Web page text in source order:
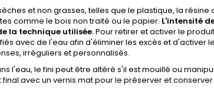
et non grasses, telles que le plastique, la
comme le bois non traité ou le papier. L'intensité
la technique utilisée.Pour retirer et activer le
avec de l'eau afin d'éliminer les excès et d'activer
irréguliers et personnalisés.
l'eau, le fini peut être altéré s'il est mouillé ou
avec un vernis mat pour le préserver et